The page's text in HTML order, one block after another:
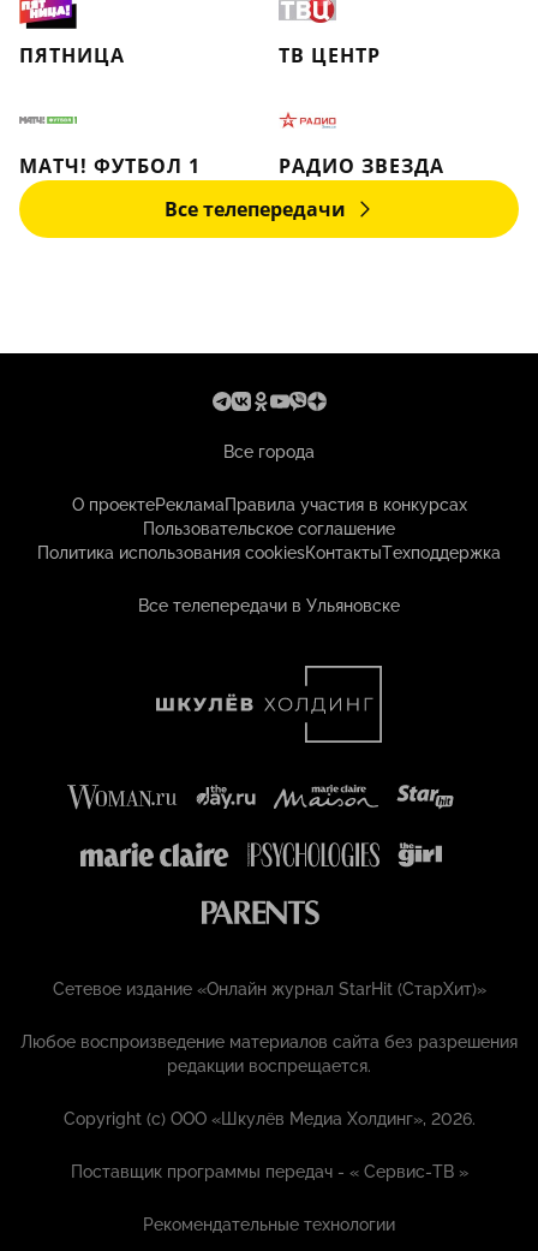
ПЯТНИЦА ТВ ЦЕНТР
МАТЧ! ФУТБОЛ 1
РАДИО ЗВЕЗДА
Все телепередачи
Все города
О проектеРекламаПравила участия в конкурсах
Пользовательское соглашение
Политика использования cookiesКонтактыТехподдержка
Все телепередачи в Ульяновске
Сетевое издание «Онлайн журнал StarHit (СтарХит)»
Любое воспроизведение материалов сайта без разрешения
редакции воспрещается.
Copyright (с) ООО «Шкулёв Медиа Холдинг», 2026.
Поставщик программы передач - «Сервис-ТВ »
Рекомендательные технологии